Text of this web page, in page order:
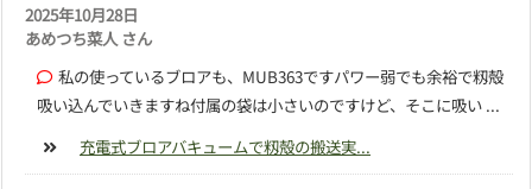
2025年10月28日
あめつち菜人 さん
私の使っているブロアも、MUB363ですパワー弱でも余裕で籾殻
吸い込んでいきますね付属の袋は小さいのですけど、そこに吸い ...
充電式ブロアバキュームで籾殻の搬送実...